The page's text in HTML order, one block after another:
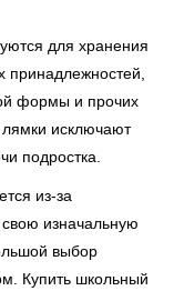
для хранения
принадлежностей,
формы и прочих
исключают
подростка.
из-за
изначальную
выбор
Купить школьный